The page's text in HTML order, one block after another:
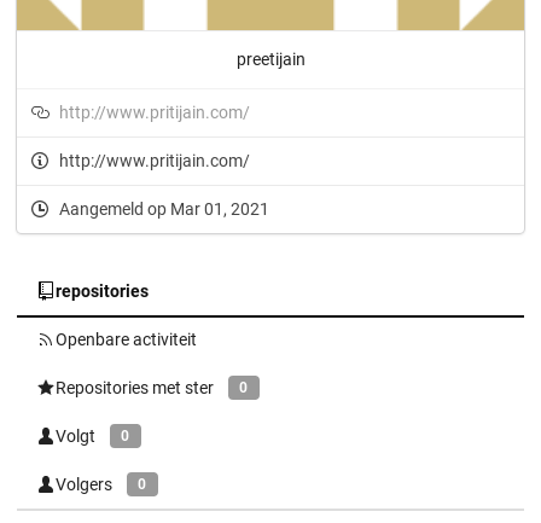
preetijain
http://www.pritijain.com/
http://www.pritijain.com/
Aangemeld op Mar 01, 2021
repositories
Openbare activiteit
Repositories met ster 0
Volgt 0
Volgers 0